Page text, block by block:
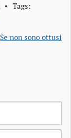
Tags:
Se non sono ottusi